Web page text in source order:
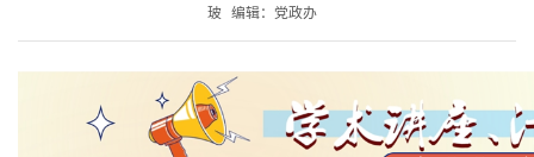
玻
编辑：党政办